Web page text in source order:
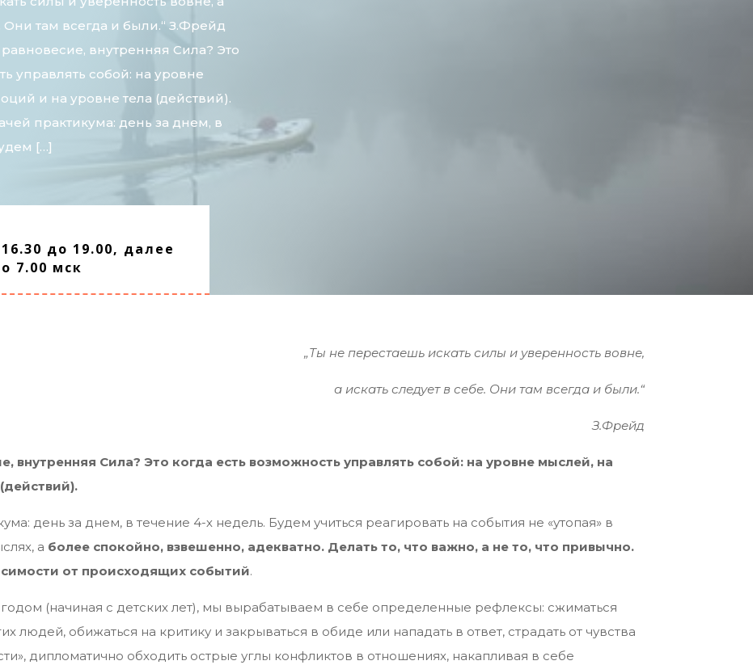
Они там всегда и были.“ З.Фрейд
внутренняя Сила? Это
управлять собой: на уровне
и на уровне тела (действий).
практикума: день за днем, в
[…]
до 19.00, далее
7.00 мск
„Ты не перестаешь искать силы и уверенность вовне,
а искать следует в себе. Они там всегда и были.“
З.Фрейд
внутренняя Сила? Это когда есть возможность управлять собой: на уровне мыслей, на
день за днем, в течение 4-х недель. Будем учиться реагировать на события не «утопая» в
а более спокойно, взвешенно, адекватно. Делать то, что важно, а не то, что привычно.
от происходящих событий.
(начиная с детских лет), мы вырабатываем в себе определенные рефлексы: сжиматься
людей, обижаться на критику и закрываться в обиде или нападать в ответ, страдать от чувства
дипломатично обходить острые углы конфликтов в отношениях, накапливая в себе